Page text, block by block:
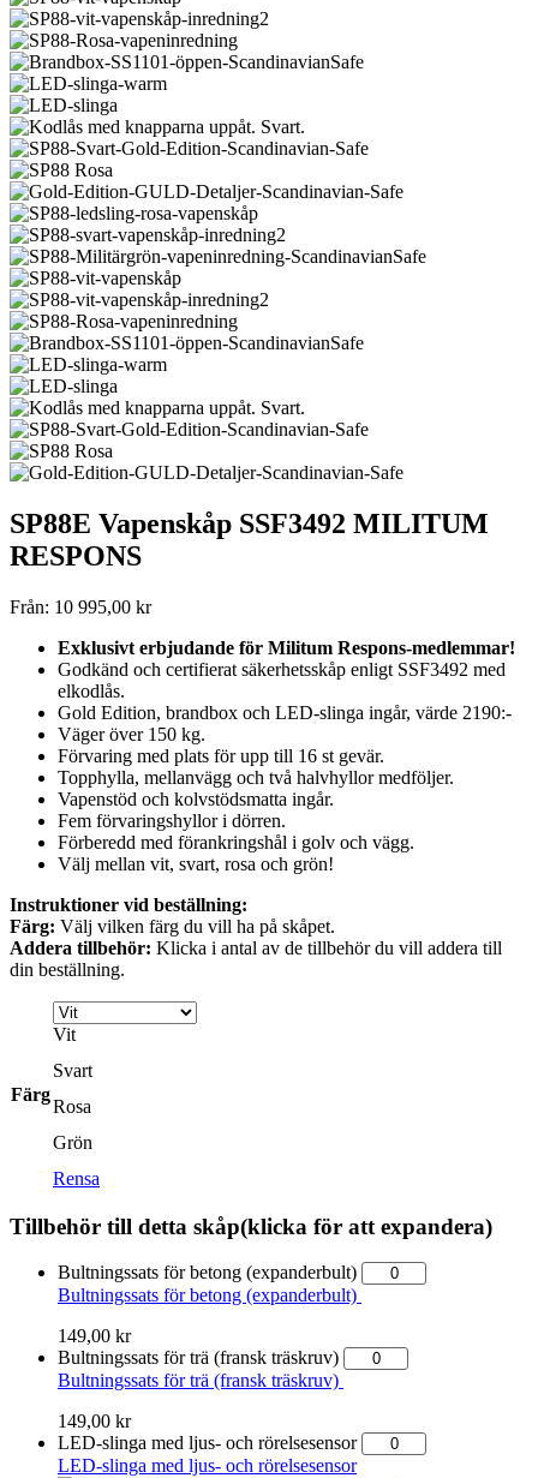
SP88E Vapenskåp SSF3492 MILITUM
RESPONS
Från: 10 995,00 kr
Exklusivt erbjudande för Militum Respons-medlemmar!
Godkänd och certifierat säkerhetsskåp enligt SSF3492 med
elkodlås.
Gold Edition, brandbox och LED-slinga ingår, värde 2190:-
Väger över 150 kg.
Förvaring med plats för upp till 16 st gevär.
Topphylla, mellanvägg och två halvhyllor medföljer.
Vapenstöd och kolvstödsmatta ingår.
Fem förvaringshyllor i dörren.
Förberedd med förankringshål i golv och vägg.
Välj mellan vit, svart, rosa och grön!
Instruktioner vid beställning:
Färg: Välj vilken färg du vill ha på skåpet.
Addera tillbehör: Klicka i antal av de tillbehör du vill addera till
din beställning.
Färg
Vit
Svart
Rosa
Grön
Rensa
Tillbehör till detta skåp(klicka för att expandera)
Bultningssats för betong (expanderbult)
Bultningssats för betong (expanderbult)
149,00 kr
Bultningssats för trä (fransk träskruv)
Bultningssats för trä (fransk träskruv)
149,00 kr
LED-slinga med ljus- och rörelsesensor
LED-slinga med ljus- och rörelsesensor